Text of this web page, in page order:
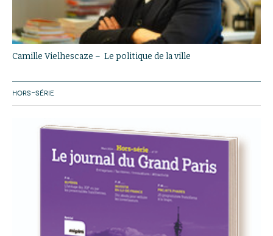
Camille Vielhescaze – Le politique de la ville
HORS-SÉRIE